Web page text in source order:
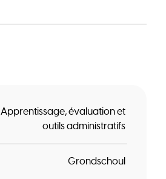
Apprentissage, évaluation et
outils administratifs
Grondschoul